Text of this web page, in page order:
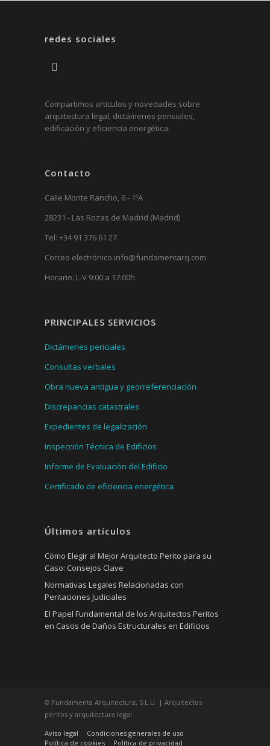
redes sociales
Compartimos artículos y novedades sobre
arquitectura legal, dictámenes periciales,
edificación y eficiencia energética.
Contacto
Calle Monte Rancho, 6 - 1ºA
28231 - Las Rozas de Madrid (Madrid)
Tel: +34 91 376 61 27
Correo electrónico:info@fundamentarq.com
Horario: L-V 9:00 a 17:00h
PRINCIPALES SERVICIOS
Dictámenes periciales
Consultas verbales
Obra nueva antigua y georreferenciación
Discrepancias catastrales
Expedientes de legalización
Inspección Técnica de Edificios
Informe de Evaluación del Edificio
Certificado de eficiencia energética
Últimos artículos
Cómo Elegir al Mejor Arquitecto Perito para su
Caso: Consejos Clave
Normativas Legales Relacionadas con
Peritaciones Judiciales
El Papel Fundamental de los Arquitectos Peritos
en Casos de Daños Estructurales en Edificios
© Fundamenta Arquitectura, S.L.U. | Arquitectos
peritos y arquitectura legal
Aviso legal
Condiciones generales de uso
Política de cookies
Política de privacidad